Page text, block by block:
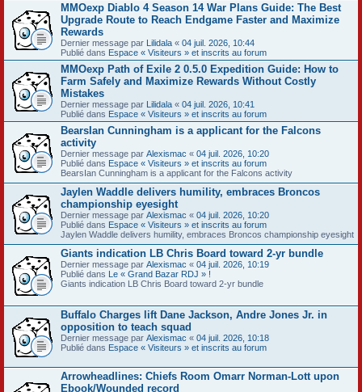
MMOexp Diablo 4 Season 14 War Plans Guide: The Best
Upgrade Route to Reach Endgame Faster and Maximize
Rewards
Dernier message par Lilidala « 04 juil. 2026, 10:44
Publié dans Espace « Visiteurs » et inscrits au forum
MMOexp Path of Exile 2 0.5.0 Expedition Guide: How to
Farm Safely and Maximize Rewards Without Costly
Mistakes
Dernier message par Lilidala « 04 juil. 2026, 10:41
Publié dans Espace « Visiteurs » et inscrits au forum
BearsIan Cunningham is a applicant for the Falcons
activity
Dernier message par Alexismac « 04 juil. 2026, 10:20
Publié dans Espace « Visiteurs » et inscrits au forum
BearsIan Cunningham is a applicant for the Falcons activity
Jaylen Waddle delivers humility, embraces Broncos
championship eyesight
Dernier message par Alexismac « 04 juil. 2026, 10:20
Publié dans Espace « Visiteurs » et inscrits au forum
Jaylen Waddle delivers humility, embraces Broncos championship eyesight
Giants indication LB Chris Board toward 2-yr bundle
Dernier message par Alexismac « 04 juil. 2026, 10:19
Publié dans Le « Grand Bazar RDJ » !
Giants indication LB Chris Board toward 2-yr bundle
Buffalo Charges lift Dane Jackson, Andre Jones Jr. in
opposition to teach squad
Dernier message par Alexismac « 04 juil. 2026, 10:18
Publié dans Espace « Visiteurs » et inscrits au forum
Arrowheadlines: Chiefs Room Omarr Norman-Lott upon
Ebook/Wounded record